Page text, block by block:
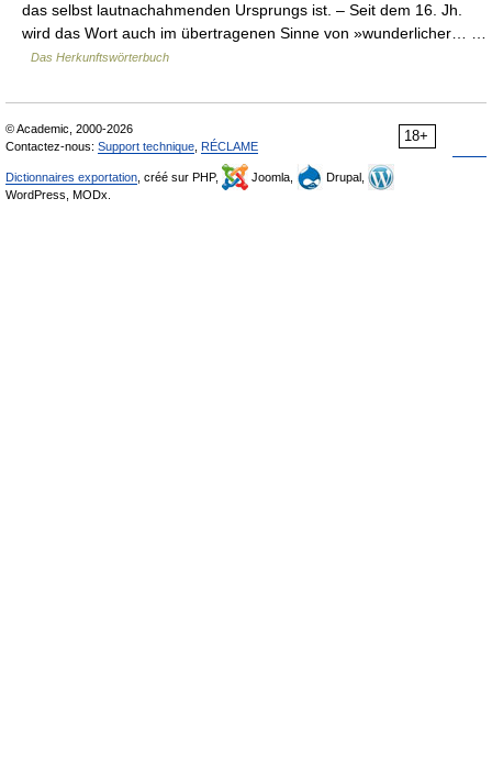
das selbst lautnachahmenden Ursprungs ist. – Seit dem 16. Jh.
wird das Wort auch im übertragenen Sinne von »wunderlicher… …
Das Herkunftswörterbuch
18+
© Academic, 2000-2026
Contactez-nous: Support technique RÉCLAME
Dictionnaires exportation , créé sur PHP, Joomla,
Drupal,
WordPress, MODx.